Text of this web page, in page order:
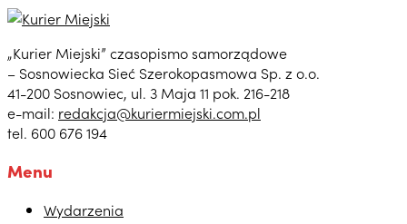
„Kurier Miejski” czasopismo samorządowe
– Sosnowiecka Sieć Szerokopasmowa Sp. z o.o.
41-200 Sosnowiec, ul. 3 Maja 11 pok. 216-218
e-mail: redakcja@kuriermiejski.com.pl
tel. 600 676 194
Menu
Wydarzenia